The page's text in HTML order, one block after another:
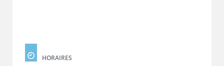
HORAIRES